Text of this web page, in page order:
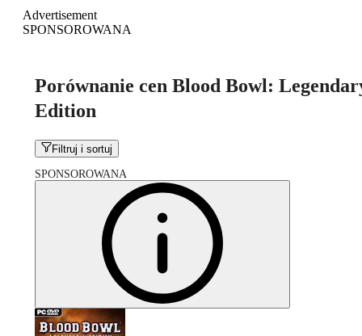
Advertisement
SPONSOROWANA
Porównanie cen Blood Bowl:
Edition
Filtruj i sortuj
SPONSOROWANA